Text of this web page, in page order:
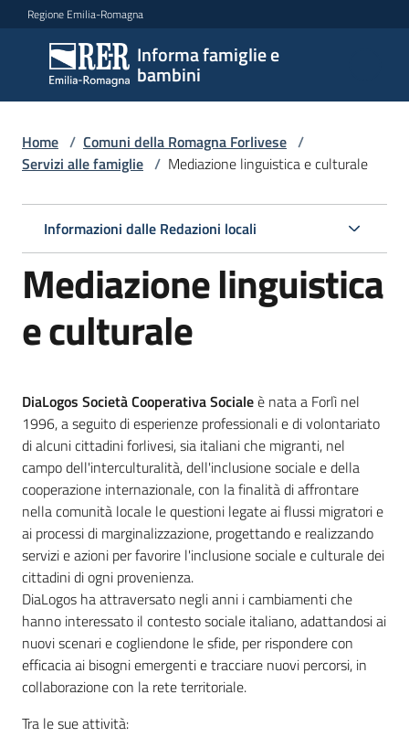
Vai al contenuto
Vai alla navigazione
Vai al footer
Regione Emilia-Romagna
Informa famiglie e
bambini
Informa
famiglie
e
bambini
Argomenti
Servizi
Menu selezionato
Centri
famiglie
Informazioni
locali
Newsletter
Home / Comuni della Romagna Forlivese /
Servizi alle famiglie / Mediazione linguistica e culturale
Informazioni dalle Redazioni locali
Mediazione linguistica
e culturale
DiaLogos Società Cooperativa Socialeè nata a Forlì nel
1996, a seguito di esperienze professionali e di volontariato
di alcuni cittadini forlivesi, sia italiani che migranti, nel
campo dell'interculturalità, dell'inclusione sociale e della
cooperazione internazionale, con la finalità di affrontare
nella comunità locale le questioni legate ai flussi migratori e
ai processi di marginalizzazione, progettando e realizzando
servizi e azioni per favorire l'inclusione sociale e culturale dei
cittadini di ogni provenienza.
DiaLogos ha attraversato negli anni i cambiamenti che
hanno interessato il contesto sociale italiano, adattandosi ai
nuovi scenari e cogliendone le sfide, per rispondere con
efficacia ai bisogni emergenti e tracciare nuovi percorsi, in
collaborazione con la rete territoriale.
Tra le sue attività: